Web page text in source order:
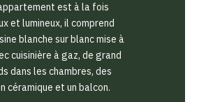
est à la fois
et lumineux, il comprend
blanche sur blanc mise à
cuisinière à gaz, de grand
dans les chambres, des
céramique et un balcon.